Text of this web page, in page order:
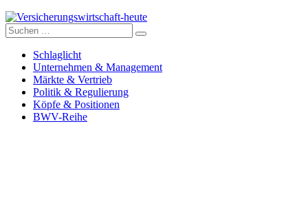
Versicherungswirtschaft-heute
Suche
nach:
Schlaglicht
Unternehmen & Management
Märkte & Vertrieb
Politik & Regulierung
Köpfe & Positionen
BWV-Reihe